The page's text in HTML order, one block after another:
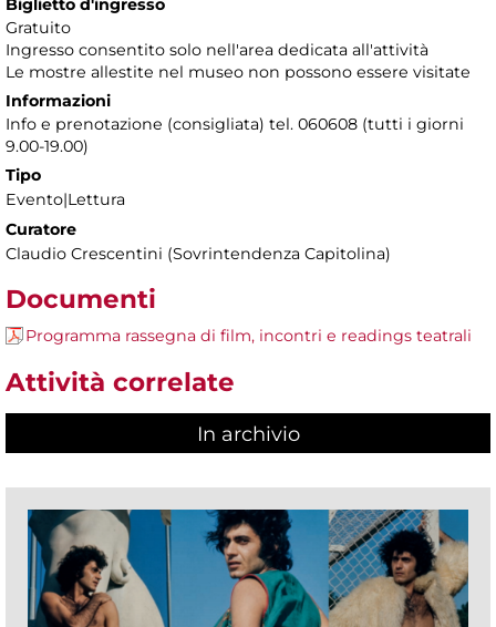
Biglietto d'ingresso
Gratuito
Ingresso consentito solo nell'area dedicata all'attività
Le mostre allestite nel museo non possono essere visitate
Informazioni
Info e prenotazione (consigliata) tel. 060608 (tutti i giorni
9.00-19.00)
Tipo
Evento|Lettura
Curatore
Claudio Crescentini (Sovrintendenza Capitolina)
Documenti
Programma rassegna di film, incontri e readings teatrali
Attività correlate
In archivio